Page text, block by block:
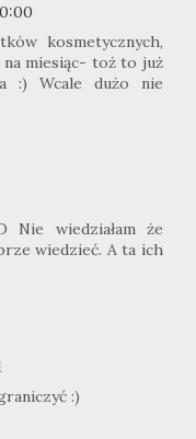
kosmetycznych,
na miesiąc- toż to już
:) Wcale dużo nie
Nie wiedziałam że
wiedzieć. A ta ich
:)